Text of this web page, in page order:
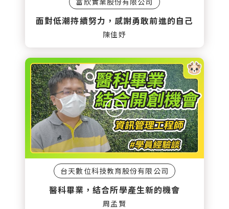
面對低潮持續努力，感謝勇敢前進的自己
陳佳妤
台天數位科技教育股份有限公司
醫科畢業，結合所學產生新的機會
周孟賢